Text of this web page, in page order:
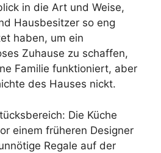
in die Art und Weise,
Hausbesitzer so eng
haben, um ein
Zuhause zu schaffen,
Familie funktioniert, aber
des Hauses nickt.
Die Küche
einem früheren Designer
Regale auf der